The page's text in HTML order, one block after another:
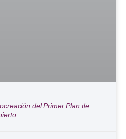
del Primer Plan de